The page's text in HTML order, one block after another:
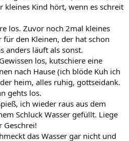
kleines Kind hört, wenn es schreit
los. Zuvor noch 2mal kleines
für den Kleinen, der hat schon
anders läuft als sonst.
los, kutschiere eine
nach Hause (ich blöde Kuh ich
heim, alles ruhig, gottseidank.
gehts los.
ich wieder raus aus dem
Schluck Wasser gefüllt. Liege
Geschrei!
das Wasser gar nicht und